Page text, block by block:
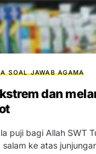
SOAL JAWAB AGAMA
dan
puji bagi Allah SWT
salam ke atas